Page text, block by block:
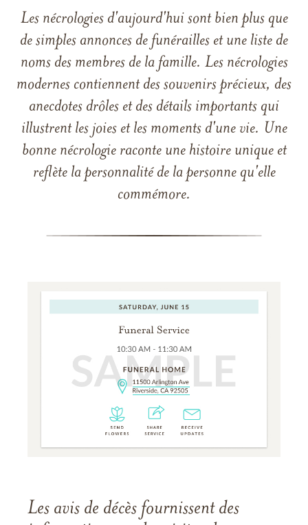
Les nécrologies d'aujourd'hui sont bien plus que
de simples annonces de funérailles et une liste de
noms des membres de la famille. Les nécrologies
modernes contiennent des souvenirs précieux, des
anecdotes drôles et des détails importants qui
illustrent les joies et les moments d'une vie. Une
bonne nécrologie raconte une histoire unique et
reflète la personnalité de la personne qu'elle
commémore.
Les avis de décès fournissent des